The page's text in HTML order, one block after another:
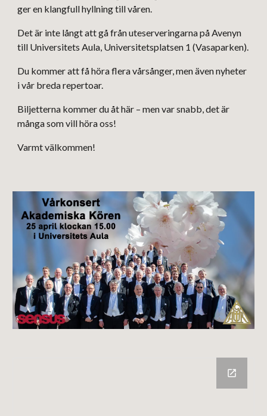
ger en klangfull hyllning till våren.
Det är inte långt att gå från uteserveringarna på Avenyn
till Universitets Aula, Universitetsplatsen 1 (Vasaparken).
Du kommer att få höra flera vårsånger, men även nyheter
i vår breda repertoar.
Biljetterna kommer du åthär – men var snabb, det är
många som vill höra oss!
Varmt välkommen!